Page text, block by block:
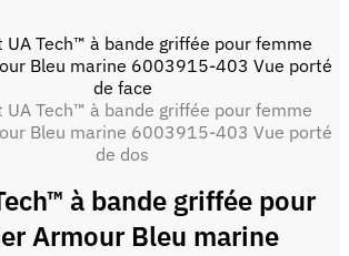
à bande griffée pour
Armour Bleu marine